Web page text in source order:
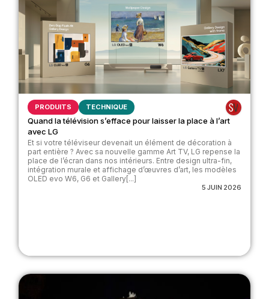
PRODUITS TECHNIQUE
Quand la télévision s’efface pour laisser la place à l’art
avec LG
Et si votre téléviseur devenait un élément de décoration à
part entière ? Avec sa nouvelle gamme Art TV, LG repense la
place de l’écran dans nos intérieurs. Entre design ultra-fin,
intégration murale et affichage d’œuvres d’art, les modèles
OLED evo W6, G6 et Gallery[...]
5 JUIN 2026